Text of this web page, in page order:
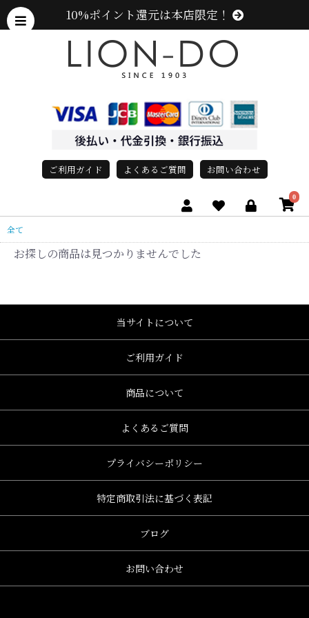
10%ポイント還元は本店限定！
ご利用ガイド よくあるご質問 お問い合わせ
0
全て
お探しの商品は見つかりませんでした
当サイトについて
ご利用ガイド
商品について
よくあるご質問
プライバシーポリシー
特定商取引法に基づく表記
ブログ
お問い合わせ